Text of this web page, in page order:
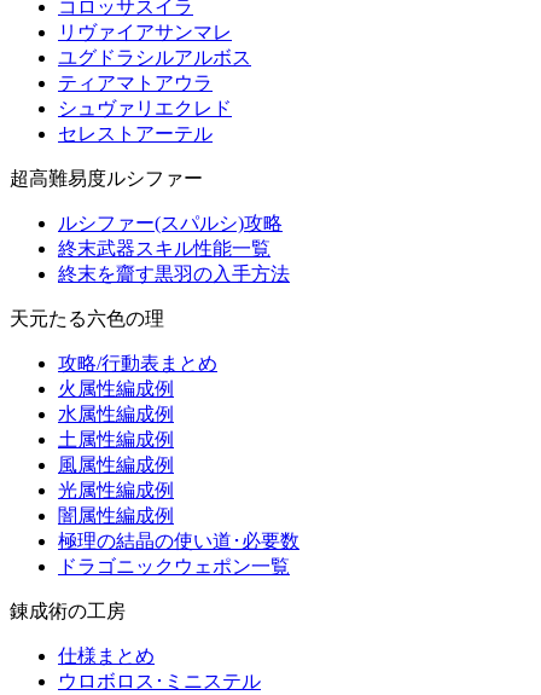
コロッサスイラ
リヴァイアサンマレ
ユグドラシルアルボス
ティアマトアウラ
シュヴァリエクレド
セレストアーテル
超高難易度ルシファー
ルシファー(スパルシ)攻略
終末武器スキル性能一覧
終末を齎す黒羽の入手方法
天元たる六色の理
攻略/行動表まとめ
火属性編成例
水属性編成例
土属性編成例
風属性編成例
光属性編成例
闇属性編成例
極理の結晶の使い道･必要数
ドラゴニックウェポン一覧
錬成術の工房
仕様まとめ
ウロボロス･ミニステル